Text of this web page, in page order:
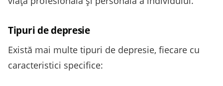
Tipuri de depresie
Există mai multe tipuri de depresie, fiecare cu
caracteristici specifice: